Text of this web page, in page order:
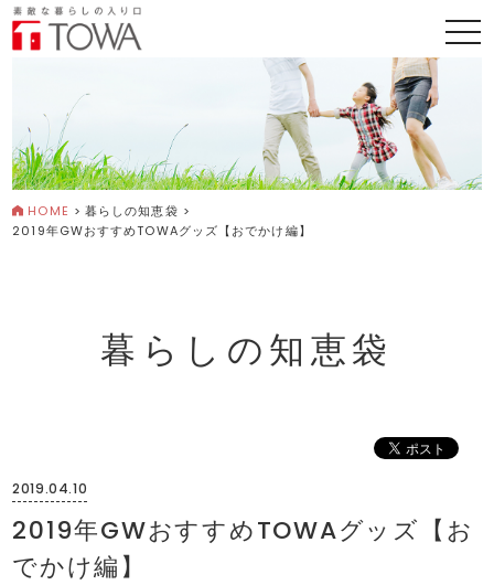
HOME > 暮らしの知恵袋 >
2019年GWおすすめTOWAグッズ【おでかけ編】
暮らしの知恵袋
2019.04.10
2019年GWおすすめTOWAグッズ【お
でかけ編】